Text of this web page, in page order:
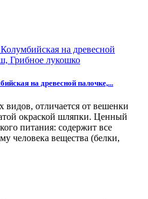
на древесной палочке,...
отличается от вешенки
окраской шляпки. Ценный
питания: содержит все
человека вещества (белки,